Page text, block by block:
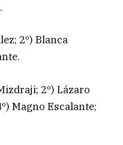
2º) Blanca
2º) Lázaro
Magno Escalante;